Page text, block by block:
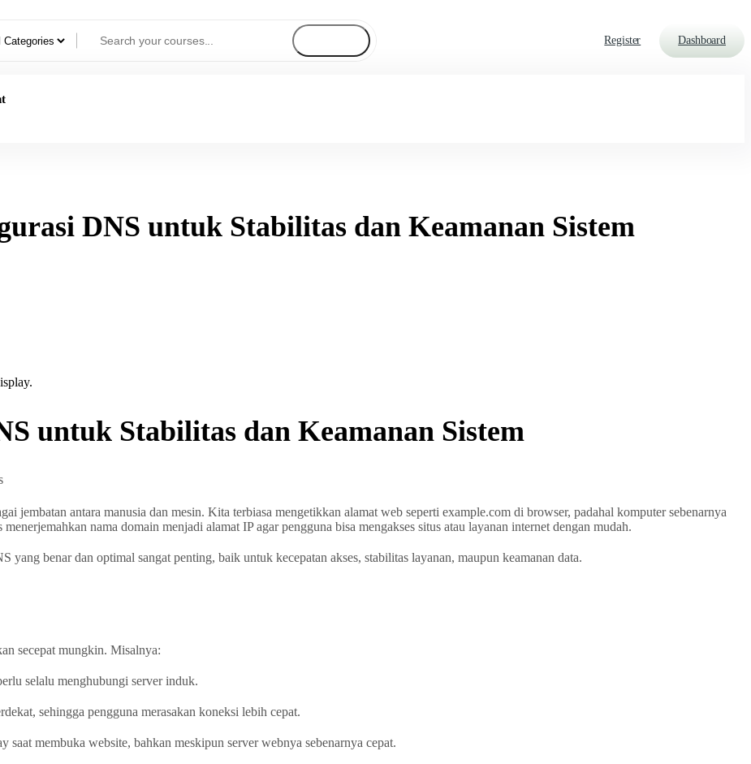
Register Dashboard
DNS untuk Stabilitas dan Keamanan Sistem
untuk Stabilitas dan Keamanan Sistem
jembatan antara manusia dan mesin. Kita terbiasa mengetikkan alamat web seperti example.com di browser, padahal komputer sebenarnya
nama domain menjadi alamat IP agar pengguna bisa mengakses situs atau layanan internet dengan mudah.
benar dan optimal sangat penting, baik untuk kecepatan akses, stabilitas layanan, maupun keamanan data.
secepat mungkin. Misalnya:
selalu menghubungi server induk.
sehingga pengguna merasakan koneksi lebih cepat.
membuka website, bahkan meskipun server webnya sebenarnya cepat.